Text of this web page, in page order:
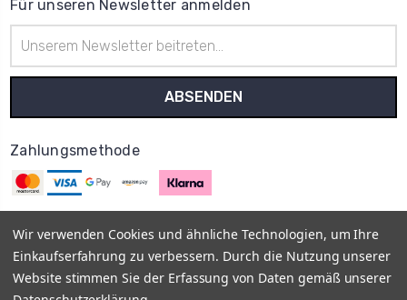
Für unseren Newsletter anmelden
Mail-
Adresse
Zahlungsmethode
© 2013–2026 MyOnlyShop Vis a Vis E-Commerce UG Impressum
AGB Datenschutz Rückgabe- und Erstattungsrichtlinien -
Wir verwenden Cookies und ähnliche Technologien, um Ihre
Einkaufserfahrung zu verbessern. Durch die Nutzung unserer
Website stimmen Sie der Erfassung von Daten gemäß unserer